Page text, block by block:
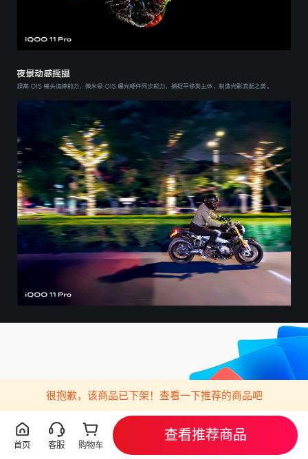
很抱歉，该商品已下架！查看一下推荐的商品吧
首页 客服 购物车
查看推荐商品